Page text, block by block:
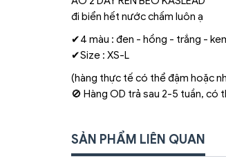
đi biển hết nước chấm luôn ạ
✔4 màu : đen - hồng - trắng -
✔Size : XS-L
(hàng thực tế có thể đậm hoặc
🚫 Hàng OD trả sau 2-5 tuần, có
SẢN PHẨM LIÊN QUAN